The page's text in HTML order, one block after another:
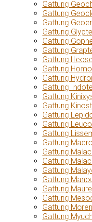
Gattung
Gattung
Gattung
Gattung
Gattung
Gattung
Gattung
Gattung
Gattung
Gattung
Gattung
Gattung
Gattung
Gattung
Gattung
Gattung
Gattung
Gattung
Gattung
Gattung
Gattung
Gattung
Gattung
Gattung